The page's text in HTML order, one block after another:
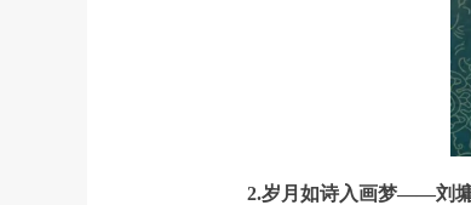
2.岁月如诗入画梦——刘墉